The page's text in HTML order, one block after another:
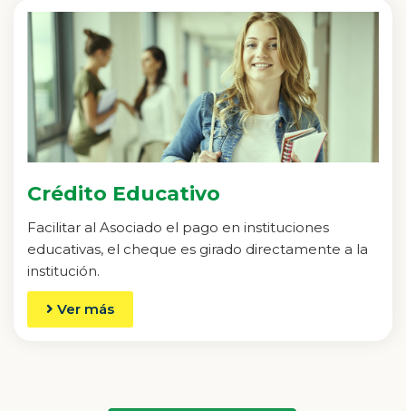
Crédito Educativo
Facilitar al Asociado el pago en instituciones
educativas, el cheque es girado directamente a la
institución.
Ver más